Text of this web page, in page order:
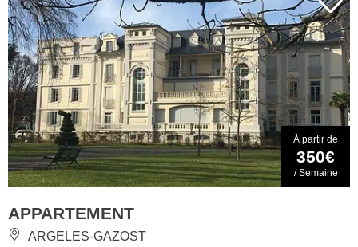
À partir de
350€
/ Semaine
APPARTEMENT
ARGELES-GAZOST